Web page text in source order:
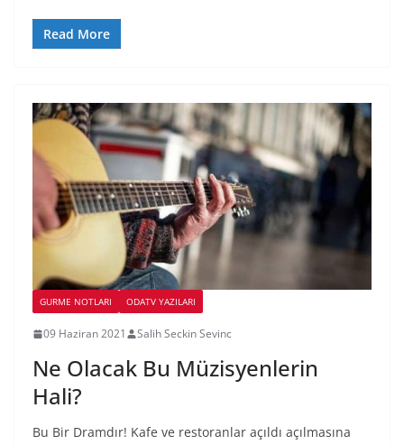
Read More
GURME NOTLARI ODATV YAZILARI
09 Haziran 2021 Salih Seckin Sevinc
Ne Olacak Bu Müzisyenlerin
Hali?
Bu Bir Dramdır! Kafe ve restoranlar açıldı açılmasına